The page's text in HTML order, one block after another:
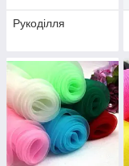
Рукоділля